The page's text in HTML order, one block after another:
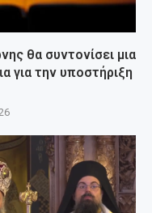
θα συντονίσει μια
για την υποστήριξη